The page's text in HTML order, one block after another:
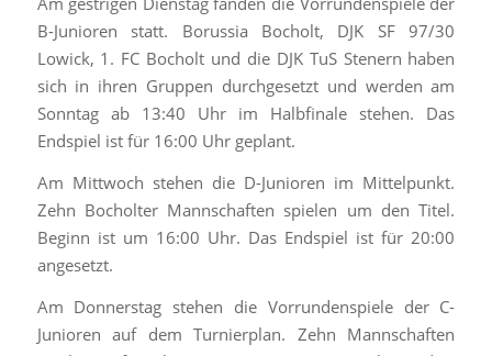
B-Junioren statt. Borussia Bocholt, DJK SF 97/30
Lowick, 1. FC Bocholt und die DJK TuS Stenern haben
sich in ihren Gruppen durchgesetzt und werden am
Sonntag ab 13:40 Uhr im Halbfinale stehen. Das
Endspiel ist für 16:00 Uhr geplant.
Am Mittwoch stehen die D-Junioren im Mittelpunkt.
Zehn Bocholter Mannschaften spielen um den Titel.
Beginn ist um 16:00 Uhr. Das Endspiel ist für 20:00
angesetzt.
Am Donnerstag stehen die Vorrundenspiele der C-
Junioren auf dem Turnierplan. Zehn Mannschaften